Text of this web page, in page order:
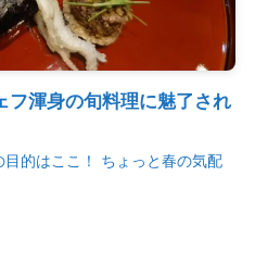
フ渾身の旬料理に魅了され
目的はここ！ ちょっと春の気配